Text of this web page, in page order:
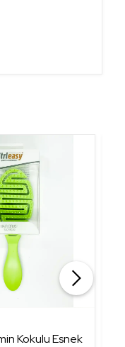
Kokulu Esnek